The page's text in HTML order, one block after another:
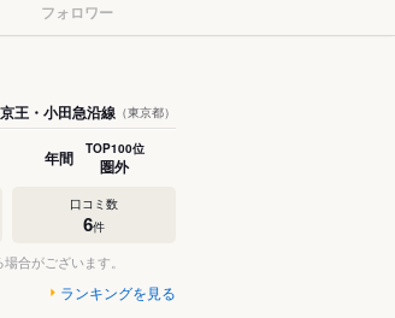
フォロワー
京王・小田急沿線 （東京都）
年間 TOP100位
圏外
口コミ数
6件
合がございます。
ランキングを見る